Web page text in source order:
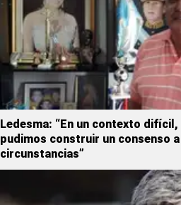
Ledesma: “En un contexto
pudimos construir un consenso
circunstancias”